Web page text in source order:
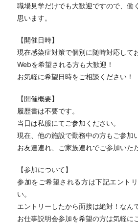
職場見学だけでも大歓迎ですので、働
思います。
【開催日時】
現在感染症対策で個別に随時対応して
Webを希望される方も大歓迎！
お気軽に希望日時をご相談ください！
【開催概要】
履歴書は不要です。
当日は私服にてご参加ください。
現在、他の施設で勤務中の方もご参加
お友達連れ、ご家族連れでご参加いた
【参加について】
参加をご希望される方は下記エント
い。
エントリーしたから面接は絶対！なん
お仕事説明会参加を希望の方は気軽に